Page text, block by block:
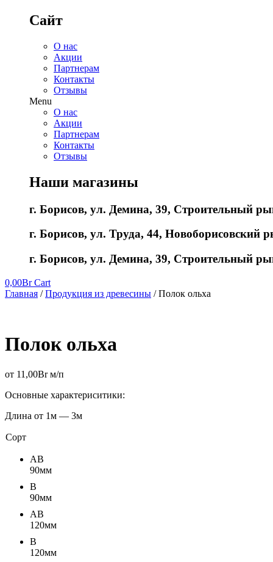
Сайт
О нас
Акции
Партнерам
Контакты
Отзывы
Menu
О нас
Акции
Партнерам
Контакты
Отзывы
Наши магазины
г. Борисов, ул. Демина, 39, Строительный
г. Борисов, ул. Труда, 44, Новоборисовский
г. Борисов, ул. Демина, 39, Строительный
0,00Br Cart
Главная /Продукция из древесины / Полок ольха
Полок ольха
от 11,00Brм/п
Основные характериситики:
Длина от 1м — 3м
Сорт
АВ
90мм
В
90мм
АВ
120мм
В
120мм